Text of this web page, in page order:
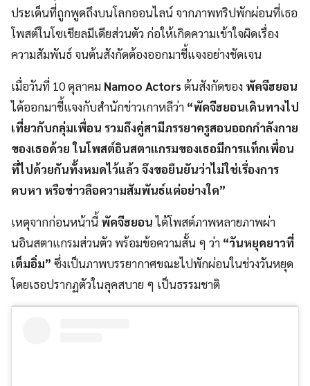
ประเด็นที่ถูกพูดถึงบนโลกออนไลน์ จากภาพทริปพักผ่อนที่เธอ
โพสต์ในโซเชียลมีเดียส่วนตัว ก่อให้เกิดความเข้าใจผิดเรื่อง
ความสัมพันธ์ จนต้นสังกัดต้องออกมาชี้แจงอย่างชัดเจน
เมื่อวันที่ 10 ตุลาคม Namoo Actorsต้นสังกัดของ พัคจีฮยอน
ได้ออกมาชี้แจงกับสำนักข่าวเกาหลีว่า “พัคจีฮยอนเดินทางไป
เที่ยวกับกลุ่มเพื่อน รวมถึงคู่สามีภรรยาครูสอนออกกำลังกาย
ของเธอด้วย ในโพสต์อินสตาแกรมของเธอมีการแท็กเพื่อน
ที่ไปด้วยกันทั้งหมดไว้แล้ว จึงขอยืนยันว่าไม่ใช่เรื่องการ
คบหา หรือข่าวลือความสัมพันธ์แต่อย่างใด”
เหตุจากก่อนหน้านี้ พัคจีฮยอนได้โพสต์ภาพหลายภาพผ่า
นอินสตาแกรมส่วนตัว พร้อมข้อความสั้น ๆ ว่า “วันหยุดยาวที่
เต็มอิ่ม” ซึ่งเป็นภาพบรรยากาศขณะไปพักผ่อนในช่วงวันหยุด
โดยเธอปรากฏตัวในลุคสบาย ๆ เป็นธรรมชาติ